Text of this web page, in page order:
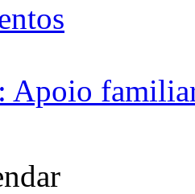
Apoio